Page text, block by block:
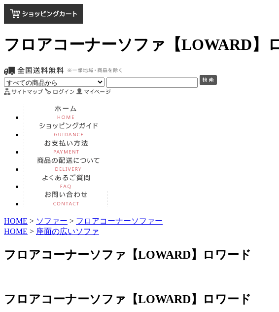
フロアコーナーソファ【LOWARD】
HOME > ソファー > フロアコーナーソファー
HOME > 座面の広いソファ
フロアコーナーソファ【LOWARD】ロワード
フロアコーナーソファ【LOWARD】ロワード